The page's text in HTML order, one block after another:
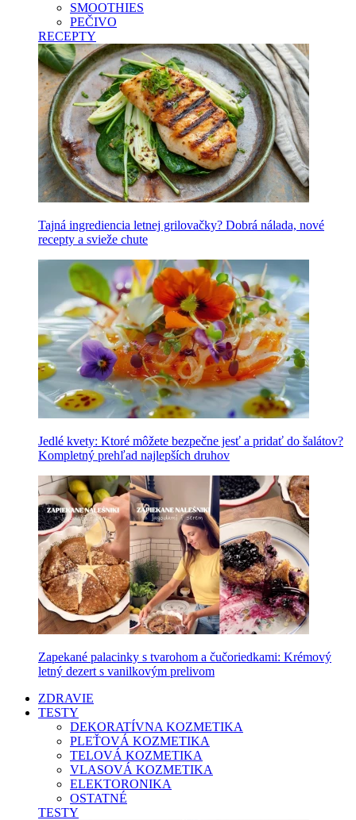
SMOOTHIES
PEČIVO
RECEPTY
Tajná ingrediencia letnej grilovačky? Dobrá nálada, nové
recepty a svieže chute
Jedlé kvety: Ktoré môžete bezpečne jesť a pridať do šalátov?
Kompletný prehľad najlepších druhov
Zapekané palacinky s tvarohom a čučoriedkami: Krémový
letný dezert s vanilkovým prelivom
ZDRAVIE
TESTY
DEKORATÍVNA KOZMETIKA
PLEŤOVÁ KOZMETIKA
TELOVÁ KOZMETIKA
VLASOVÁ KOZMETIKA
ELEKTORONIKA
OSTATNÉ
TESTY